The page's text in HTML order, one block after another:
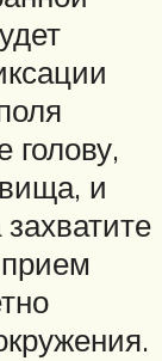
голову,
и